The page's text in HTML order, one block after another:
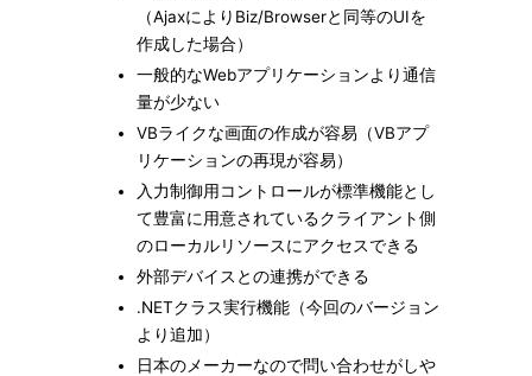
（AjaxによりBiz/Browserと同等のUIを
作成した場合）
一般的なWebアプリケーションより通信
量が少ない
VBライクな画面の作成が容易（VBアプ
リケーションの再現が容易）
入力制御用コントロールが標準機能とし
て豊富に用意されているクライアント側
のローカルリソースにアクセスできる
外部デバイスとの連携ができる
.NETクラス実行機能（今回のバージョン
より追加）
日本のメーカーなので問い合わせがしや